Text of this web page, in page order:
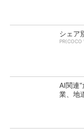
シェア
AI関連
業、地